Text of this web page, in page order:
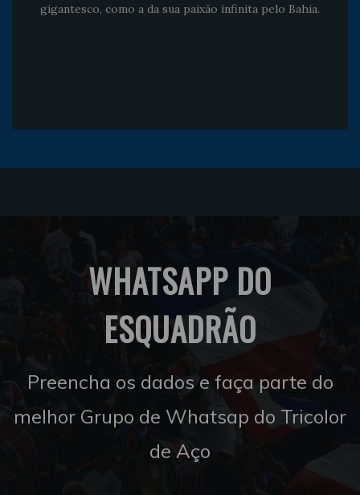
gigantesco, como a da sua paixão infinita pelo Bahia.
WHATSAPP DO
ESQUADRÃO
Preencha os dados e faça parte do
melhor Grupo de Whatsap do Tricolor
de Aço